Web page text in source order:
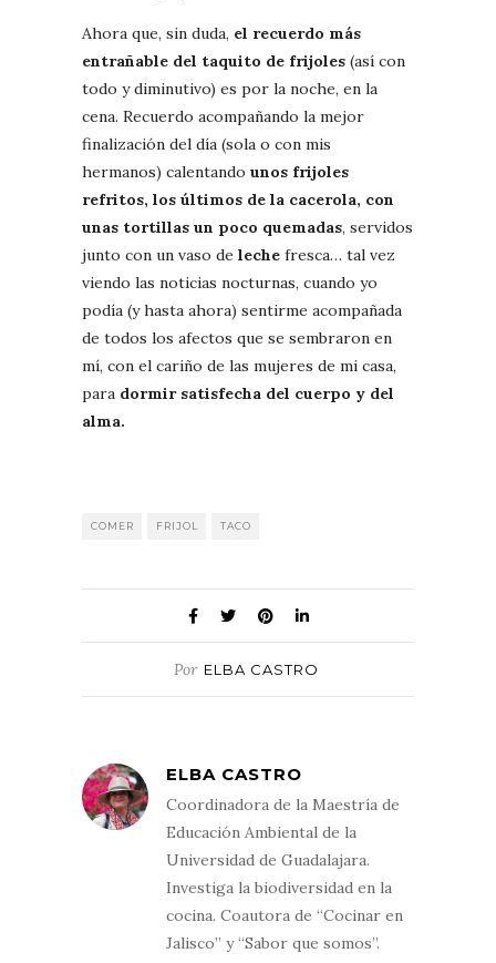
Ahora que, sin duda, el recuerdo más
entrañable del taquito de frijoles (así con
todo y diminutivo) es por la noche, en la
cena. Recuerdo acompañando la mejor
finalización del día (sola o con mis
hermanos) calentando unos frijoles
refritos, los últimos de la cacerola, con
unas tortillas un poco quemadas, servidos
junto con un vaso de leche fresca… tal vez
viendo las noticias nocturnas, cuando yo
podía (y hasta ahora) sentirme acompañada
de todos los afectos que se sembraron en
mí, con el cariño de las mujeres de mi casa,
para dormir satisfecha del cuerpo y del
alma.
COMER FRIJOL TACO
Por ELBA CASTRO
ELBA CASTRO
Coordinadora de la Maestría de
Educación Ambiental de la
Universidad de Guadalajara.
Investiga la biodiversidad en la
cocina. Coautora de “Cocinar en
Jalisco” y “Sabor que somos”.